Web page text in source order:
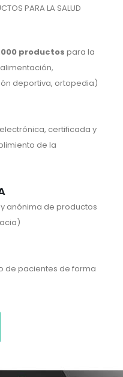
PARA LA SALUD
productos para la
deportiva, ortopedia)
certificada y
de la
anónima de productos
de pacientes de forma